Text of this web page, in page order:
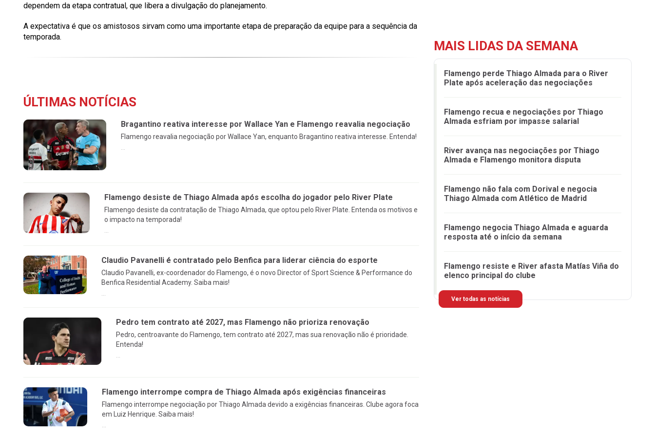
dependem da etapa contratual, que libera a divulgação do planejamento.
A expectativa é que os amistosos sirvam como uma importante etapa de preparação da equipe para a sequência da
temporada.
ÚLTIMAS NOTÍCIAS
Bragantino reativa interesse por Wallace Yan e Flamengo reavalia negociação
Flamengo reavalia negociação por Wallace Yan, enquanto Bragantino reativa interesse. Entenda!
...
Flamengo desiste de Thiago Almada após escolha do jogador pelo River Plate
Flamengo desiste da contratação de Thiago Almada, que optou pelo River Plate. Entenda os motivos e
o impacto na temporada!
Claudio Pavanelli é contratado pelo Benfica para liderar ciência do esporte
Claudio Pavanelli, ex-coordenador do Flamengo, é o novo Director of Sport Science & Performance do
Benfica Residential Academy. Saiba mais!
Pedro tem contrato até 2027, mas Flamengo não prioriza renovação
Pedro, centroavante do Flamengo, tem contrato até 2027, mas sua renovação não é prioridade.
Entenda!
Flamengo interrompe compra de Thiago Almada após exigências financeiras
Flamengo interrompe negociação por Thiago Almada devido a exigências financeiras. Clube agora foca
em Luiz Henrique. Saiba mais!
...
MAIS LIDAS DA SEMANA
Flamengo perde Thiago Almada para o River
Plate após aceleração das negociações
Flamengo recua e negociações por Thiago
Almada esfriam por impasse salarial
River avança nas negociações por Thiago
Almada e Flamengo monitora disputa
Flamengo não fala com Dorival e negocia
Thiago Almada com Atlético de Madrid
Flamengo negocia Thiago Almada e aguarda
resposta até o início da semana
Flamengo resiste e River afasta Matías Viña do
elenco principal do clube
Ver todas as notícias